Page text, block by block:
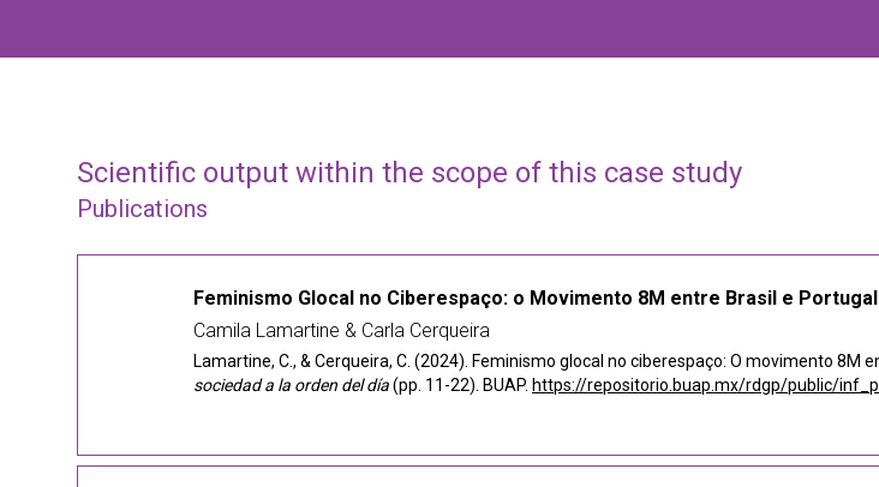
Scientific output within the scope of this case study
Publications
Feminismo Glocal no Ciberespaço: o Movimento 8M entre Brasil e Portugal
Camila Lamartine & Carla Cerqueira
Lamartine, C., & Cerqueira, C. (2024). Feminismo glocal no ciberespaço: O movimento 8M
sociedad a la orden del día(pp. 11-22). BUAP. https://repositorio.buap.mx/rdgp/public/